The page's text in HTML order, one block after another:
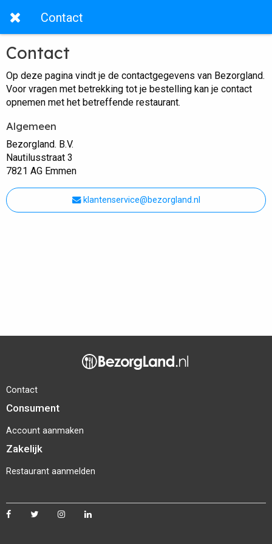
Contact
Contact
Op deze pagina vindt je de contactgegevens van Bezorgland.
Voor vragen met betrekking tot je bestelling kan je contact
opnemen met het betreffende restaurant.
Algemeen
Bezorgland. B.V.
Nautilusstraat 3
7821 AG Emmen
klantenservice@bezorgland.nl
Contact
Consument
Account aanmaken
Zakelijk
Restaurant aanmelden